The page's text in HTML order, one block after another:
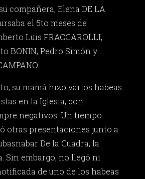
compañera, Elena DE LA
el 5to meses de
Luis FRACCAROLLI,
BONIN, Pedro Simón y
su mamá hizo varios habeas
en la Iglesia, con
negativos. Un tiempo
otras presentaciones junto a
De la Cuadra, la
Sin embargo, no llegó ni
de uno de los habeas